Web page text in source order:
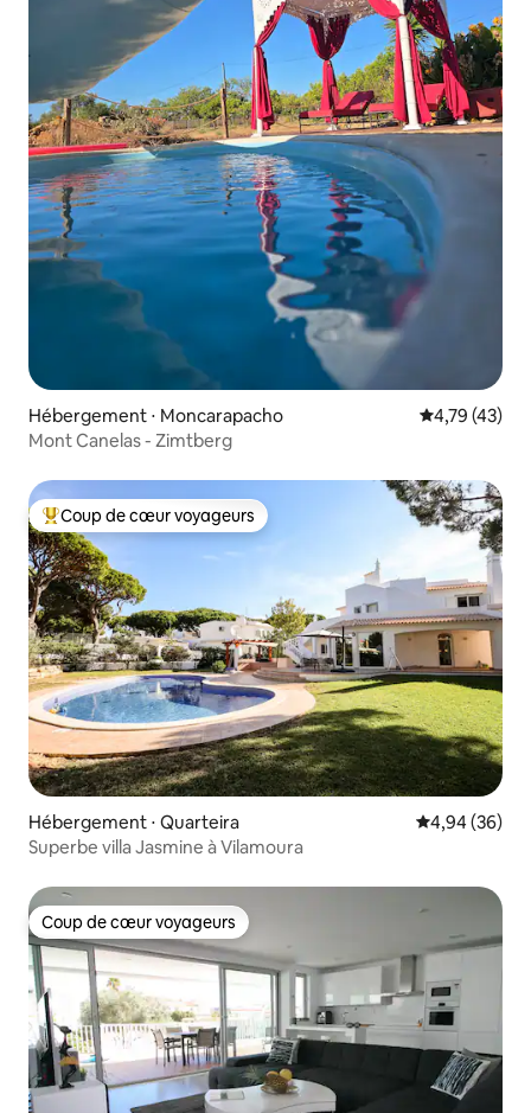
Hébergement ⋅ Moncarapacho Évaluation
4,79 (43)
Mont Canelas - Zimtberg
Coups de cœur voyageurs les plus appréciés
Coup de cœur voyageurs
Hébergement ⋅ Quarteira Évaluation
4,94 (36)
Superbe villa Jasmine à Vilamoura
Coup de cœur voyageurs
Coup de cœur voyageurs